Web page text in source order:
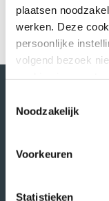
plaatsen
werken. Deze
persoonlijke
volgend bezoek
Soms embedden
marketingcookies
te passen of
interactie heeft
Noodzakelijk
Voorkeuren
Statistieken
Uitgevoerde